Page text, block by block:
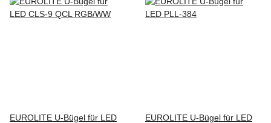
EUROLITE U-Bügel für LED
EUROLITE U-Bügel für LED